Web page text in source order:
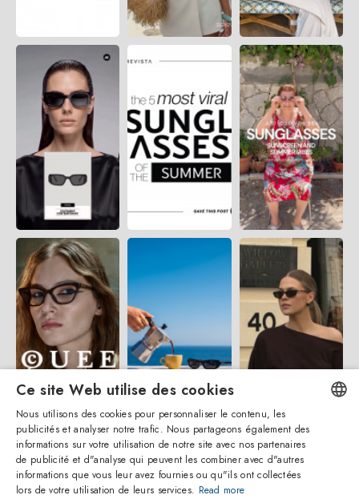
ENGLISH
ITALIAN
Ce site Web utilise des cookies
Nous utilisons des cookies pour personnaliser le contenu, les
publicités et analyser notre trafic. Nous partageons également des
informations sur votre utilisation de notre site avec nos partenaires
de publicité et d"analyse qui peuvent les combiner avec d"autres
informations que vous leur avez fournies ou qu"ils ont collectées
lors de votre utilisation de leurs services. Read more